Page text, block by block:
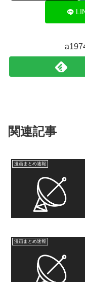
関連記事
漫画まとめ速報
漫画まとめ速報